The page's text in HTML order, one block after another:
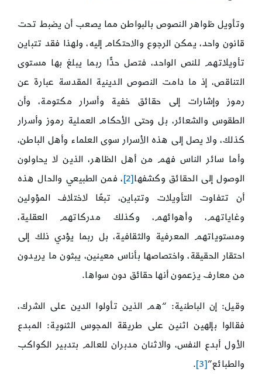
وتأويل ظواهر النصوص بالبواطن مما يصعب أن يضبط تحت
قانون واحد، يمكن الرجوع والاحتكام إليه، ولهذا فقد تتباين
تأويلاتهم للنص الواحد، فتصل حدًّا ربما يبلغ بها مستوى
التناقص، إذ ما دامت النصوص الدينية المقدسة عبارة عن
رموز وإشارات إلى حقائق خفية وأسرار مكتومة، وأن
الطقوس والشعائر، بل وحتى الأحكام العملية رموز وأسرار
كذلك، ولا يصل إلى هذه الأسرار سوى العلماء وأهل الباطن،
وأما سائر الناس فهم من أهل الظاهر، الذين لا يحاولون
الوصول إلى الحقائق وكشفها [2]
، فمن الطبيعي والحال هذه
أن تتفاوت التأويلات وتتباين، تبعًا لاختلاف المؤولين
وغاياتهم، وأهوائهم، وكذلك مدركاتهم العقلية،
ومستوياتهم المعرفية والثقافية، بل ربما يؤدي ذلك إلى
احتقار الحقيقة، واختصاصها بأناس معينين، يبثون ما يريدون
من معارف يزعمون أنها حقائق دون سواها.
وقيل: إن الباطنية: “هم الذين تأولوا الدين على الشرك،
فقالوا بإلهين اثنين على طريقة المجوس الثنوية: المبدع
الأول أبدع النفس، والاثنان مدبران للعالم بتدبير الكواكب
والطبائع”[3]
.